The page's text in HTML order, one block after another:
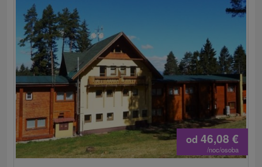
od 46,08 €
/noc/osoba